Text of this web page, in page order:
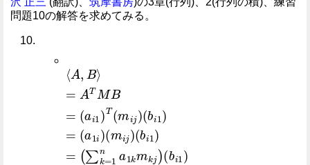
問題10の解答を求めてみる。
⟨A ,B⟩
=ATMB= ai1Tmijbi1=a